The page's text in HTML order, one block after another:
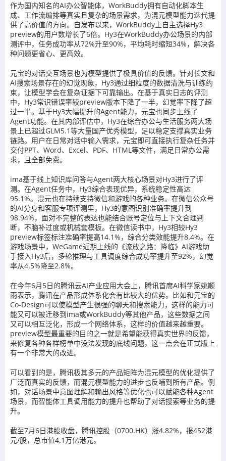
作为国内知名的AI办公智能体，WorkBuddy拥有自动化脚本生
成、工作流编排等真实且复杂的场景需求，为混元模型能力迭代提
供了高价值的方向。自发布以来，WorkBuddy上自主选择Hy3
preview的用户数增长了6倍。Hy3在WorkBuddy办公场景的内部
测评中，任务成功率从72%升至90%，平均耗时缩短34%，解决各
种问题更省心、更高效。
元宝的对话交互场景也为模型提供了极具价值的反馈。针对长文和
AI搜索场景存在的幻觉现象，Hy3通过细粒度的数据清洗与训练约
束，让模型学会在复杂证据下可靠输出。在基于真实日志的评测
中，Hy3常识错误率较preview版本下降了一半，幻觉率下降了超
过一半。基于Hy3大幅提升的Agent能力，元宝也同步上线了
Agent功能。在其内部评估中，Hy3在综合办公与生活服务两大场
景上已超过GLM5.1等大量国产优秀模型，足以稳定支撑真实业务
链路。用户在日常对话中输入需求，元宝即可直接执行复杂任务并
交付PPT、Word、Excel、PDF、HTML等文件，满足日常办公需
求，且全部免费。
ima基于线上知识库问答与Agent两大核心场景对Hy3进行了评
测。在Agent任务中，Hy3综合表现优异，系统稳定性高达
95.1%。混元也在持续支持微信和游戏的各种业务。在微信公众号
的AI分身和客服专项评测里，Hy3的意图识别准确率提升到
98.94%，面对不完整的表达也能结合账号定位与上下文合理判
断，不脑补过度或机械套模板。在微信读书中，Hy3相较Hy3
preview标签标注准确率提高14.1%，综合分类效能提升8.4%。在
游戏场景中，WeGame近期上线的《流放之路：降临》AI游戏助
手接入Hy3后，多轮推理与工具调度综合成功率提升至92%，幻觉
率从4.5%降至2.8%。
在今年6月5日的腾讯云AI产业应用大会上，腾讯首席AI科学家姚顺
雨表示，腾讯在产品形成体系化会有比较大的优势。比如和元宝的
Co-Design可以使模型产生很强的聊天和搜索能力，这样的能力可
能又可以被迁移到ima或WorkBuddy等其他产品，这些数据之间
又可以相互泛化，形成一个网络体系，这样的价值越来越重要。
preview模型最重要的目的之一就是希望能获得真实世界的反馈，
来修复各种各样榜单中没法发现的底线问题，这一点会在正式版上
有一个非常大的改进。
可以看到的是，腾讯极其多元的产品矩阵为混元模型的优化提供了
广泛而真实的反馈，而混元模型能力的进步也反哺到所有产品。例
如，对话场景中意图理解和输出风格等优化也可以赋能各种Agent
场景，而智能体工具调用能力的提升也帮助了对话搜索等业务的提
升。
截至7月6日港股收盘，腾讯控股（0700.HK）涨4.82%，报452港
元/股，总市值4.1万亿港元。